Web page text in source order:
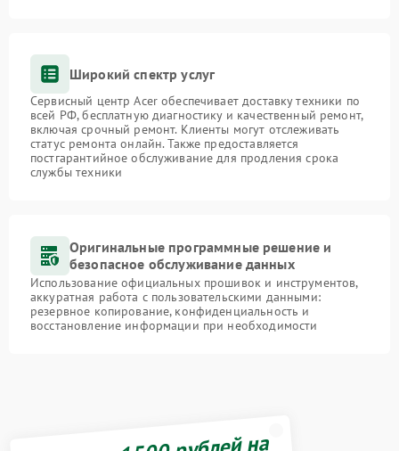
Широкий спектр услуг
Сервисный центр Acer обеспечивает доставку техники по
всей РФ, бесплатную диагностику и качественный ремонт,
включая срочный ремонт. Клиенты могут отслеживать
статус ремонта онлайн. Также предоставляется
постгарантийное обслуживание для продления срока
службы техники
Оригинальные программные решение и
безопасное обслуживание данных
Использование официальных прошивок и инструментов,
аккуратная работа с пользовательскими данными:
резервное копирование, конфиденциальность и
восстановление информации при необходимости